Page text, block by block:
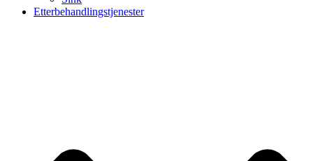
Etterbehandlingstjenester